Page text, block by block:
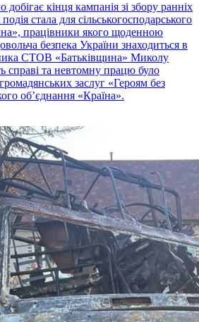
кінця кампанія зі збору ранніх
стала для сільськогосподарського
працівники якого щоденною
безпека України знаходиться в
СТОВ «Батьківщина» Миколу
справі та невтомну працю було
заслуг «Героям без
об’єднання «Країна».